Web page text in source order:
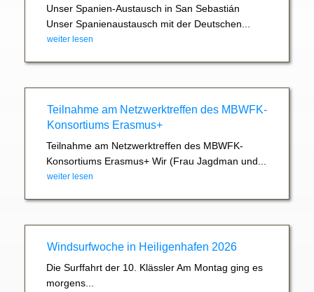
Unser Spanien-Austausch in San Sebastián
Unser Spanienaustausch mit der Deutschen...
weiter lesen
Teilnahme am Netzwerktreffen des MBWFK-
Konsortiums Erasmus+
Teilnahme am Netzwerktreffen des MBWFK-
Konsortiums Erasmus+ Wir (Frau Jagdman und...
weiter lesen
Windsurfwoche in Heiligenhafen 2026
Die Surffahrt der 10. Klässler Am Montag ging es
morgens...